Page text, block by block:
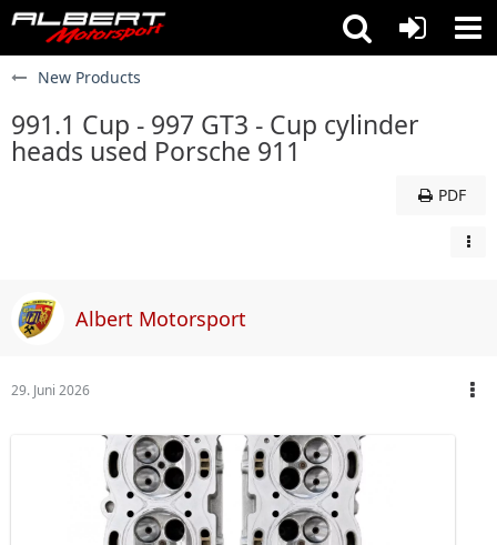
New Products
991.1 Cup - 997 GT3 - Cup cylinder
heads used Porsche 911
PDF
Albert Motorsport
29. Juni 2026